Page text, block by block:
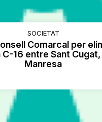
SOCIETAT
Comarcal per
16 entre Sant
Manresa